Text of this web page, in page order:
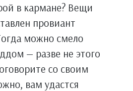
в кармане? Вещи
провиант
можно смело
— разве не этого
со своим
вам удастся